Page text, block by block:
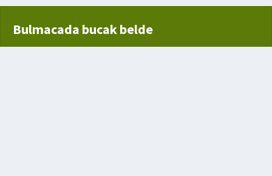
Bulmacada bucak belde